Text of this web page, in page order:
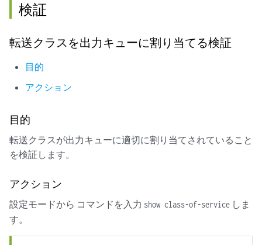
検証
転送クラスを出力キューに割り当てる検証
目的
アクション
目的
転送クラスが出力キューに適切に割り当てされていること
を検証します。
アクション
設定モードから コマンドを入力 show class-of-service しま
す。